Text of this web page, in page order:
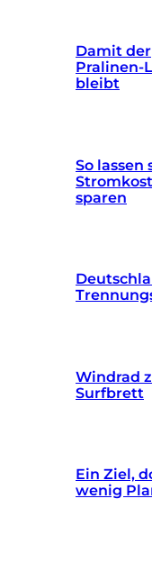
Damit der
Pralinen-
bleibt
So lassen
sparen
Windrad
Surfbrett
Ein Ziel,
wenig